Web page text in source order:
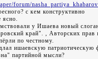
forum/
с кем конструктивно
ясно.
у Ишаева новый
край". , Авторских прав
по честному.
ишаевскую патриотическую
партийной мысли?